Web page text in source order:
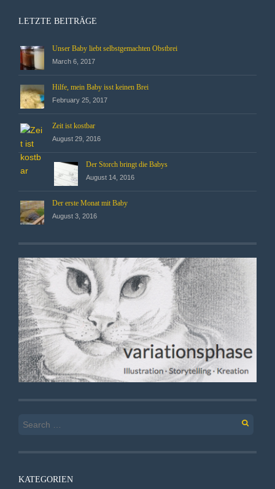
LETZTE BEITRÄGE
Unser Baby liebt selbstgemachten Obstbrei
March 6, 2017
Hilfe, mein Baby isst keinen Brei
February 25, 2017
Zeit ist kostbar
August 29, 2016
Der Storch bringt die Babys
August 14, 2016
Der erste Monat mit Baby
August 3, 2016
Search
KATEGORIEN